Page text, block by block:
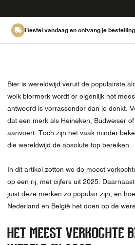
Bestel vandaag en ontvang je
Bier is wereldwijd veruit de populairste
welk biermerk wordt er eigenlijk het
antwoord is verrassender dan je denkt.
dat een merk als Heineken, Budweiser
aanvoert. Toch zijn het vaak minder
die wereldwijd de absolute top bereiken.
In dit artikel zetten we de meest
op een rij, met cijfers uit 2025.
juist deze merken zo populair zijn, en
Nederland en België het doen op de
HET MEEST VERKOCHTE